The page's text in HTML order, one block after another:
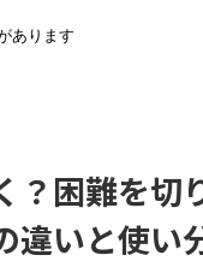
あります
？困難を切
違いと使い